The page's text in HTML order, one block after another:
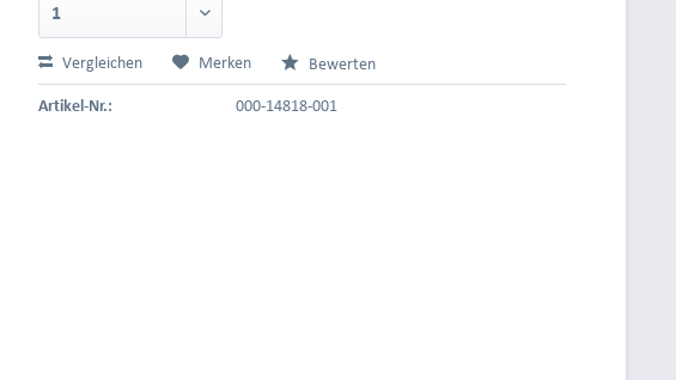
Vergleichen Merken Bewerten
Artikel-Nr.: 000-14818-001